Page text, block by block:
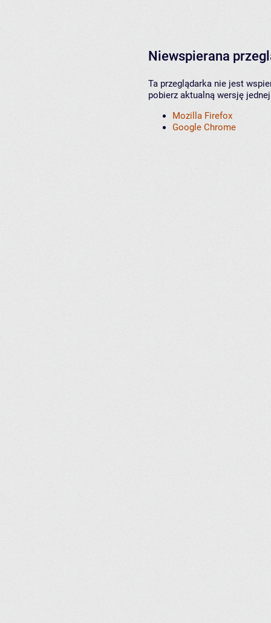
Niewspierana
Ta przeglądarka nie jest
pobierz aktualną wersję
Mozilla Firefox
Google Chrome